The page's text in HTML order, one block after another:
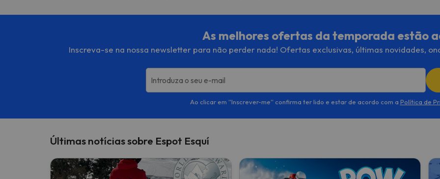
As melhores ofertas da temporada estão
Inscreva-se na nossa newsletter para não perder nada! Ofertas exclusivas, últimas novidades,
Introduza o seu e-mail
Ao clicar em ''Inscrever-me'' confirma ter lido e estar de acordo com a Política de
Últimas notícias sobre Espot Esquí